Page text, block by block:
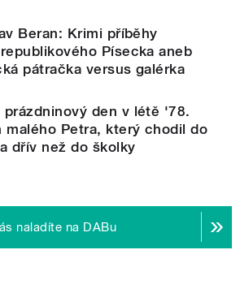
Beran: Krimi příběhy
Písecka aneb
pátračka versus galérka
prázdninový den v létě '78.
malého Petra, který chodil do
dřív než do školky
naladíte na DABu